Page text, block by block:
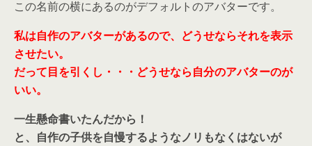
この名前の横にあるのがデフォルトのアバターです。
私は自作のアバターがあるので、どうせならそれを表示
させたい。
だって目を引くし・・・どうせなら自分のアバターのが
いい。
一生懸命書いたんだから！
と、自作の子供を自慢するようなノリもなくはないが